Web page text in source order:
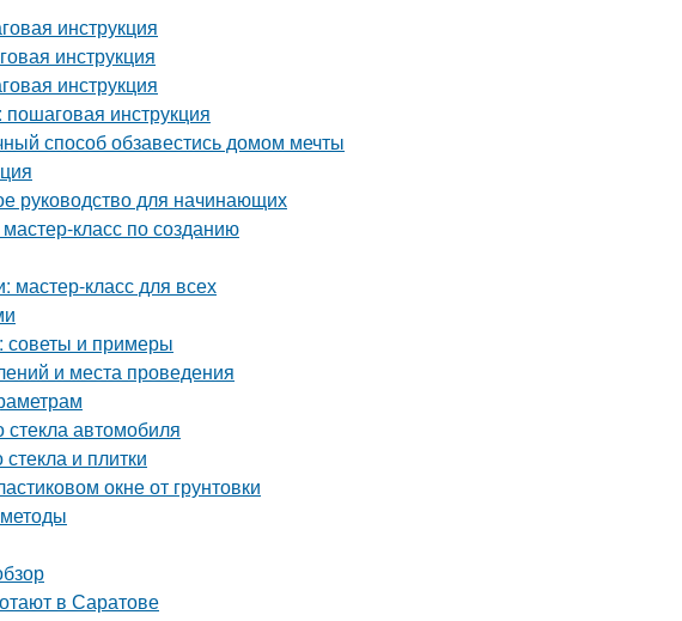
инструкция
инструкция
инструкция
инструкция
способ обзавестись домом мечты
руководство для начинающих
класс по созданию
мастер-класс для всех
советы и примеры
и места проведения
автомобиля
и плитки
окне от грунтовки
в Саратове